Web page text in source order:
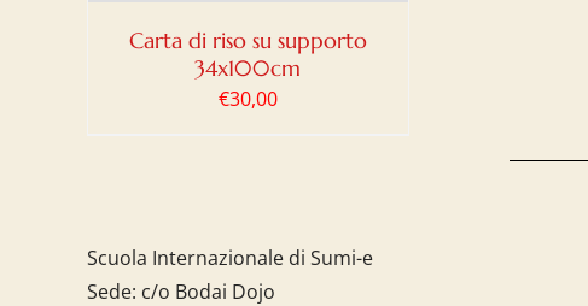
Carta di riso su supporto
34x100cm
€30,00
Scuola Internazionale di Sumi-e
Sede: c/o Bodai Dojo